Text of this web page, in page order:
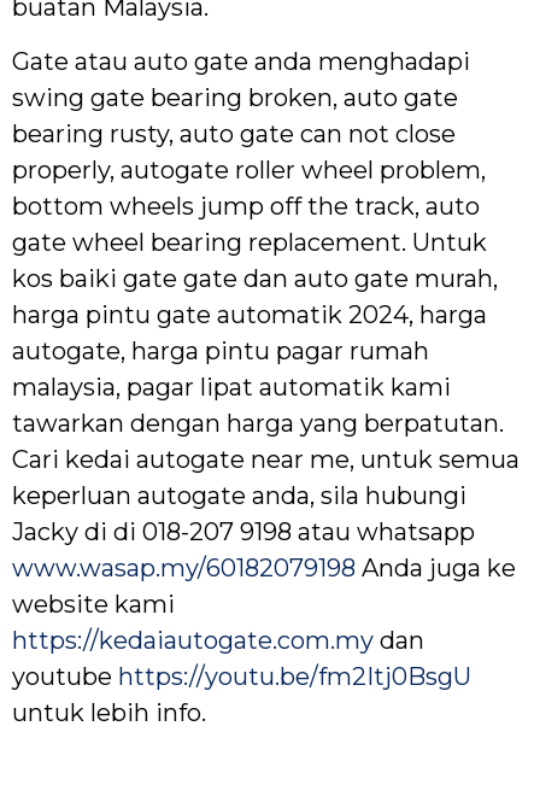
buatan Malaysia.
Gate atau auto gate anda menghadapi
swing gate bearing broken, auto gate
bearing rusty, auto gate can not close
properly, autogate roller wheel problem,
bottom wheels jump off the track, auto
gate wheel bearing replacement. Untuk
kos baiki gate gate dan auto gate murah,
harga pintu gate automatik 2024, harga
autogate, harga pintu pagar rumah
malaysia, pagar lipat automatik kami
tawarkan dengan harga yang berpatutan.
Cari kedai autogate near me, untuk semua
keperluan autogate anda, sila hubungi
Jacky di di 018-207 9198 atau whatsapp
www.wasap.my/60182079198 Anda juga ke
website kami
https://kedaiautogate.com.my dan
youtube https://youtu.be/fm2Itj0BsgU
untuk lebih info.